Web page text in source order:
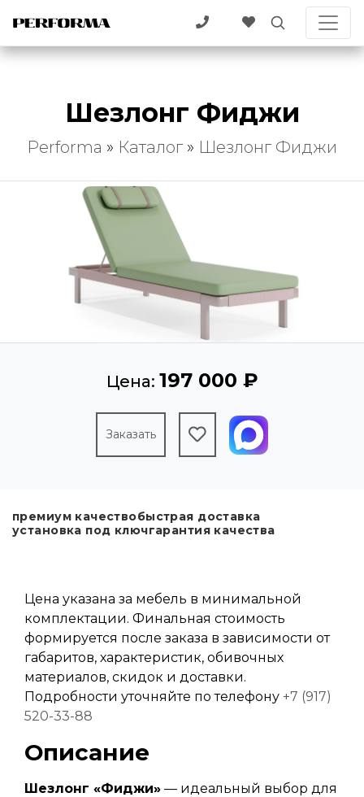
Шезлонг Фиджи
Performa » Каталог » Шезлонг Фиджи
Цена: 197 000 ₽
Заказать
премиум качествобыстрая доставка
установка под ключгарантия качества
Цена указана за мебель в минимальной
комплектации. Финальная стоимость
формируется после заказа в зависимости от
габаритов, характеристик, обивочных
материалов, скидок и доставки.
Подробности уточняйте по телефону +7 (917)
520-33-88
Описание
Шезлонг «Фиджи» — идеальный выбор для